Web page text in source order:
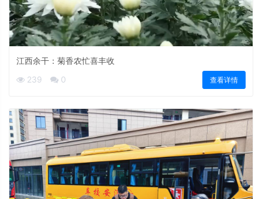
江西余干：菊香农忙喜丰收
239
0 查看详情